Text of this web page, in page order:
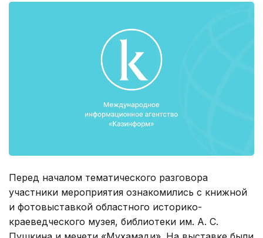
Перед началом тематического разговора
участники мероприятия ознакомились с книжной
и фотовыставкой областного историко-
краеведческого музея, библиотеки им. А. С.